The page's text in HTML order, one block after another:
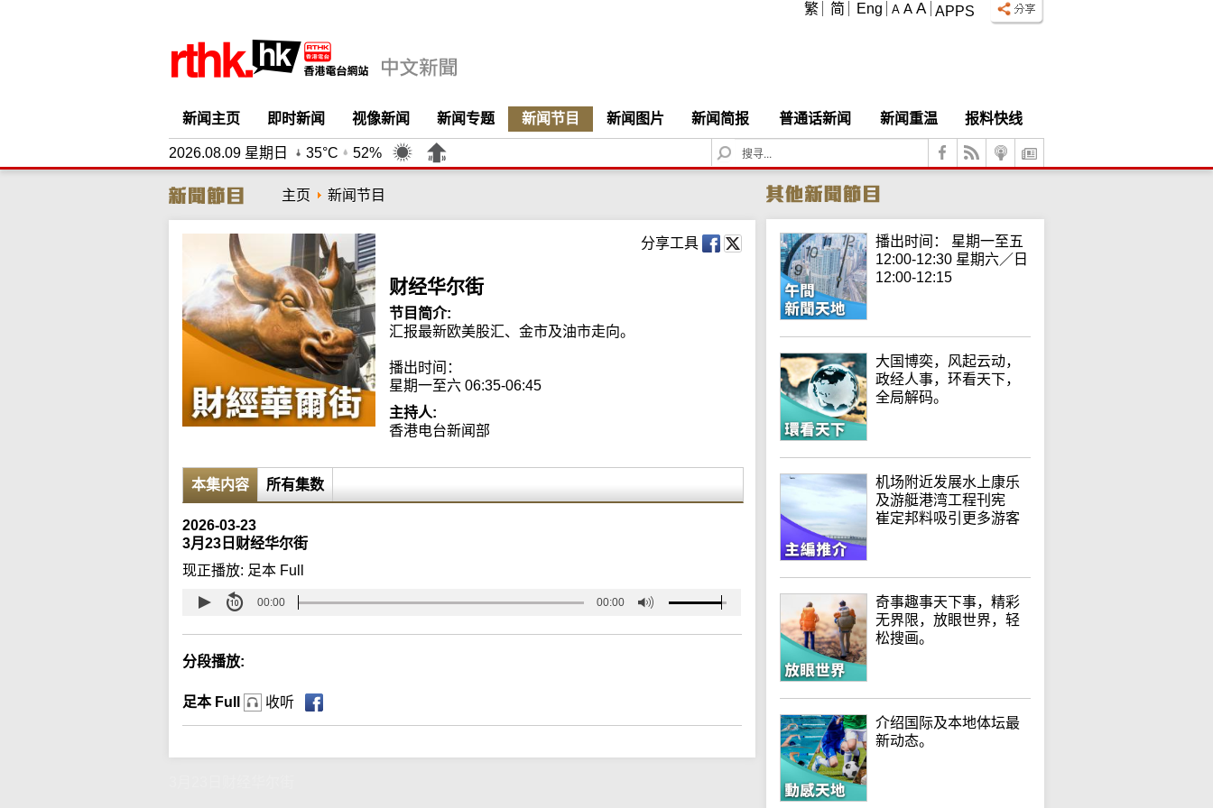
APPS
A A A
繁 简 Eng
新闻主页 即时新闻 视像新闻 新闻专题 新闻节目 新闻图片 新闻简报 普通话新闻 新闻重温 报料快线
2026.08.09 星期日 35°C 52%
S
e
c
h
主页 新闻节目
分享工具
财经华尔街
节目简介:
汇报最新欧美股汇、金市及油市走向。
播出时间：
星期一至六 06:35-06:45
主持人:
香港电台新闻部
本集内容 所有集数
2026-03-23
3月23日财经华尔街
现正播放: 足本 Full
00:00 00:00
分段播放:
足本 Full 收听
播出时间： 星期一至五
12:00-12:30 星期六／日
12:00-12:15
大国博奕，风起云动，
政经人事，环看天下，
全局解码。
机场附近发展水上康乐
及游艇港湾工程刊宪
崔定邦料吸引更多游客
奇事趣事天下事，精彩
无界限，放眼世界，轻
松搜画。
介绍国际及本地体坛最
新动态。